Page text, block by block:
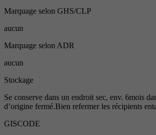
Marquage selon GHS/CLP
aucun
Marquage selon ADR
aucun
Stockage
Se conserve dans un endroit sec, env. 6mois
d’origine fermé.Bien refermer les récipients
GISCODE